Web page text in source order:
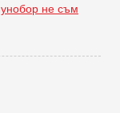
не съм